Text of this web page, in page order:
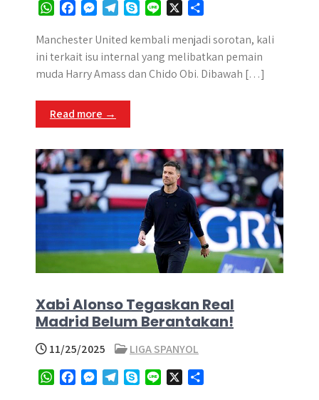
W
a
t
s
p
p
c
e
b
o
k
s
s
e
g
e
l
e
g
a
y
p
e
n
e
a
r
e
Manchester United kembali menjadi sorotan, kali
ini terkait isu internal yang melibatkan pemain
muda Harry Amass dan Chido Obi. Dibawah […]
Read more →
Xabi Alonso Tegaskan Real
Madrid Belum Berantakan!
11/25/2025
LIGA SPANYOL
W